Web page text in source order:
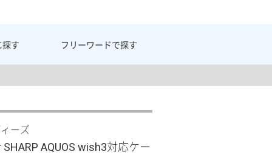
探す フリーワードで探す
ーズ
AQUOS wish3対応ケー